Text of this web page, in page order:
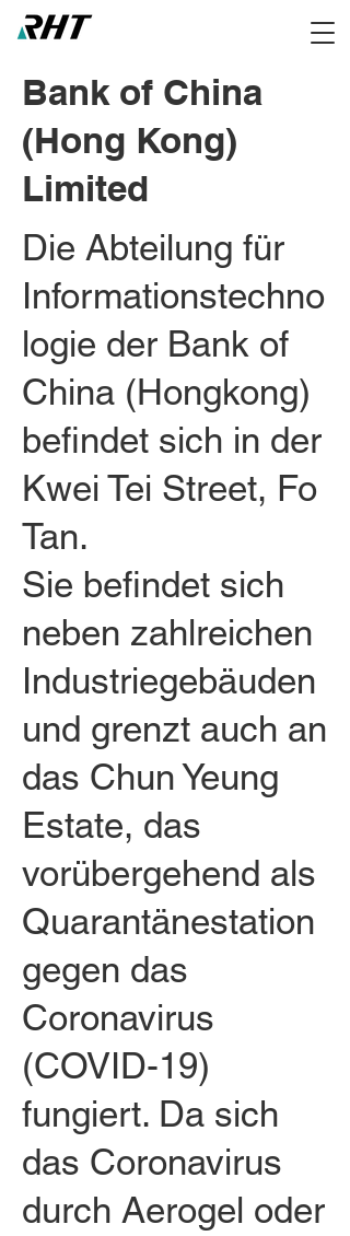
Bank of China
(Hong Kong)
Limited
Die Abteilung für
Informationstechno
logie der Bank of
China (Hongkong)
befindet sich in der
Kwei Tei Street, Fo
Tan.
Sie befindet sich
neben zahlreichen
Industriegebäuden
und grenzt auch an
das Chun Yeung
Estate, das
vorübergehend als
Quarantänestation
gegen das
Coronavirus
(COVID-19)
fungiert. Da sich
das Coronavirus
durch Aerogel oder